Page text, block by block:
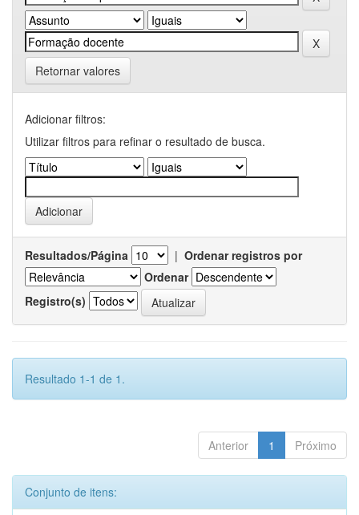
Retornar valores
Adicionar filtros:
Utilizar filtros para refinar o resultado de busca.
Resultados/Página | Ordenar registros por
Ordenar
Registro(s)
Resultado 1-1 de 1.
Anterior 1 Próximo
Conjunto de itens: